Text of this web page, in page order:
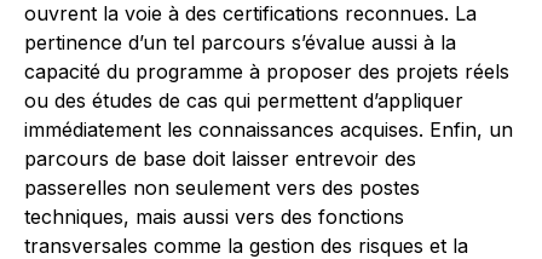
ouvrent la voie à des certifications reconnues. La
pertinence d’un tel parcours s’évalue aussi à la
capacité du programme à proposer des projets réels
ou des études de cas qui permettent d’appliquer
immédiatement les connaissances acquises. Enfin, un
parcours de base doit laisser entrevoir des
passerelles non seulement vers des postes
techniques, mais aussi vers des fonctions
transversales comme la gestion des risques et la